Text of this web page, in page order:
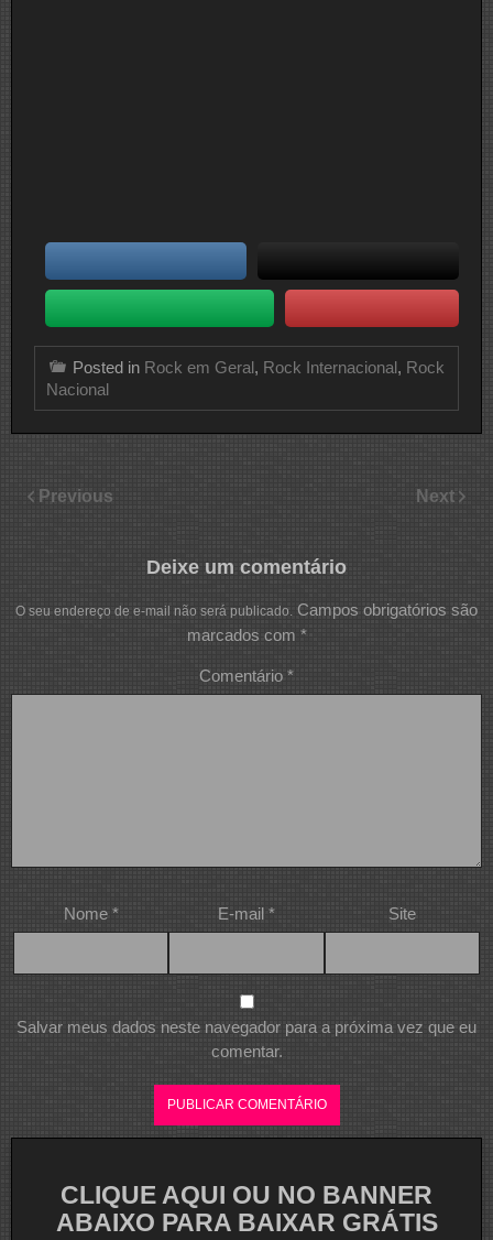
Posted in Rock em Geral, Rock Internacional, Rock
Nacional
Previous Next
Deixe um comentário
O seu endereço de e-mail não será publicado. Campos obrigatórios são
marcados com *
Comentário *
Nome * E-mail * Site
Salvar meus dados neste navegador para a próxima vez que eu
comentar.
CLIQUE AQUI OU NO BANNER
ABAIXO PARA BAIXAR GRÁTIS